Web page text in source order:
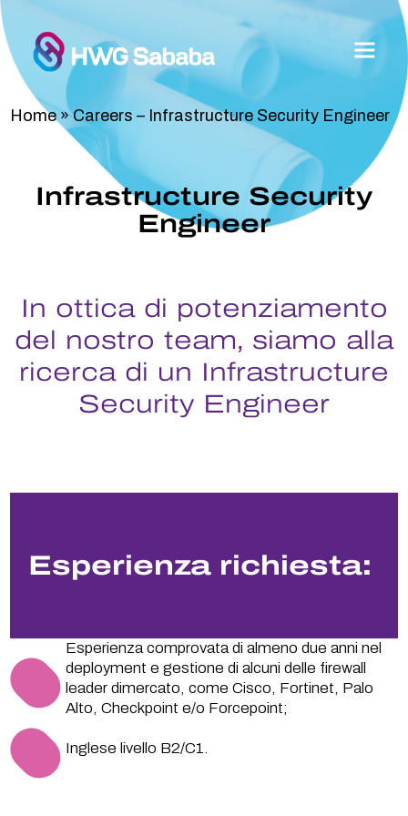
Home»Careers – Infrastructure Security Engineer
Infrastructure Security
Engineer
In ottica di potenziamento
del nostro team, siamo alla
ricerca di un Infrastructure
Security Engineer
Esperienza richiesta:
Esperienza comprovata di almeno due anni nel
deployment e gestione di alcuni delle firewall
leader dimercato, come Cisco, Fortinet, Palo
Alto, Checkpoint e/o Forcepoint;
Inglese livello B2/C1.